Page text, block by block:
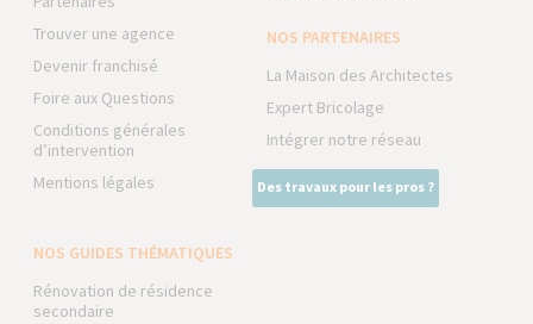
Trouver une agence
Devenir franchisé
Foire aux Questions
Conditions générales
d’intervention
Mentions légales
NOS PARTENAIRES
La Maison des Architectes
Expert Bricolage
Intégrer notre réseau
Des travaux pour les pros ?
NOS GUIDES THÉMATIQUES
Rénovation de résidence
secondaire